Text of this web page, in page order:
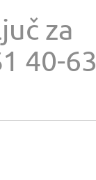
za
40-63